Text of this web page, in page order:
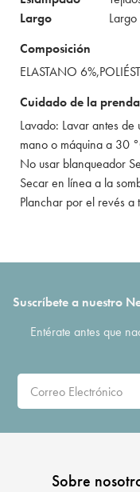
Largo
Composición
ELASTANO
Cuidado de la prenda
Lavado: Lavar antes
mano o máquina a 30
No usar blanqueador
Secar en línea a la
Planchar por el revés a
Suscríbete a nuestro
Entérate antes que
Sobre